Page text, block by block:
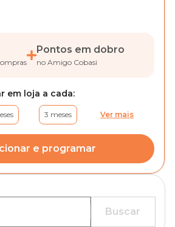
Pontos em dobro
no Amigo Cobasi
em loja a cada:
3 meses Ver mais
e programar
Buscar